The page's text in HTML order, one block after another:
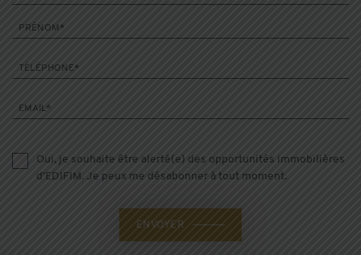
PRÉNOM*
TÉLÉPHONE*
EMAIL*
Oui, je souhaite être alerté(e) des opportunités immobilières
d’EDIFIM. Je peux me désabonner à tout moment.
ENVOYER